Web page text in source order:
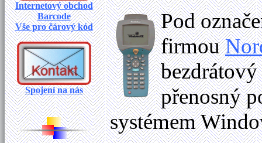
Internetový obchod
Barcode
Vše pro čárový kód
Spojení na nás
Pod
firmou
přenosný
systémem